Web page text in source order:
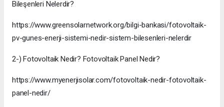
Bileşenleri Nelerdir?
https://www.greensolarnetwork.org/bilgi-bankasi/fotovoltaik-
pv-gunes-enerji-sistemi-nedir-sistem-bilesenleri-nelerdir
2-) Fotovoltaik Nedir? Fotovoltaik Panel Nedir?
https://www.myenerjisolar.com/fotovoltaik-nedir-fotovoltaik-
panel-nedir/